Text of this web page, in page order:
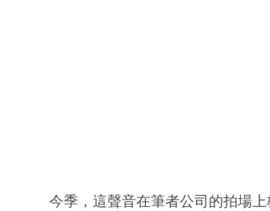
今季，這聲音在筆者公司的拍場